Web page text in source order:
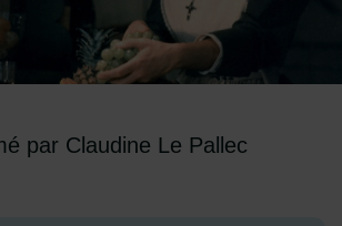
par Claudine Le Pallec